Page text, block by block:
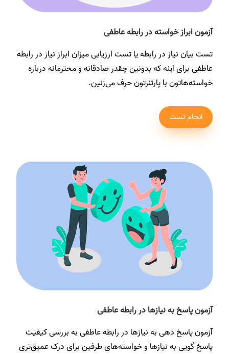
آزمون ابراز خواسته در رابطه عاطفی
تست بیان نیاز در رابطه یا تست ارزیابی میزان ابراز نیاز در رابطه
عاطفی برای اینه که بدونین چقدر صادقانه و محترمانه درباره
خواسته‌هاتون با پارتنرتون حرف می‌زنین.
انجام تست
آزمون پاسخ به نیازها در رابطه عاطفی
آزمون پاسخ دهی به نیازها در رابطه عاطفی به بررسی کیفیت
پاسخ گویی به نیازها و خواسته‌های طرفین برای درک عمیق‌تری